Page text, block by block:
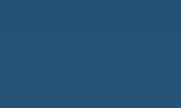
בשני מסלולי לימוד: